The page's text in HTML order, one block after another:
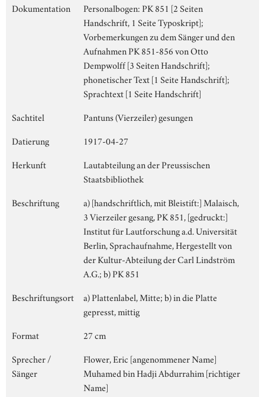
Dokumentation
Personalbogen: PK 851 [2 Seiten
Handschrift, 1 Seite Typoskript];
Vorbemerkungen zu dem Sänger und den
Aufnahmen PK 851-856 von Otto
Dempwolff [3 Seiten Handschrift];
phonetischer Text [1 Seite Handschrift];
Sprachtext [1 Seite Handschrift]
Sachtitel
Pantuns (Vierzeiler) gesungen
Datierung
1917-04-27
Herkunft
Lautabteilung an der Preussischen
Staatsbibliothek
Beschriftung
a) [handschriftlich, mit Bleistift:] Malaisch,
3 Vierzeiler gesang, PK 851, [gedruckt:]
Institut für Lautforschung a.d. Universität
Berlin, Sprachaufnahme, Hergestellt von
der Kultur-Abteilung der Carl Lindström
A.G.; b) PK 851
Beschriftungsort
a) Plattenlabel, Mitte; b) in die Platte
gepresst, mittig
Format
27 cm
Sprecher /
Sänger
Flower, Eric [angenommener Name]
Muhamed bin Hadji Abdurrahim [richtiger
Name]